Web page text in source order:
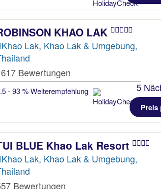
KHAO LAK
Khao Lak, Khao Lak & Umgebung,
Bewertungen
- 93 % Weiterempfehlung 5
Preis
BLUE Khao Lak Resort
Khao Lak, Khao Lak & Umgebung,
Bewertungen